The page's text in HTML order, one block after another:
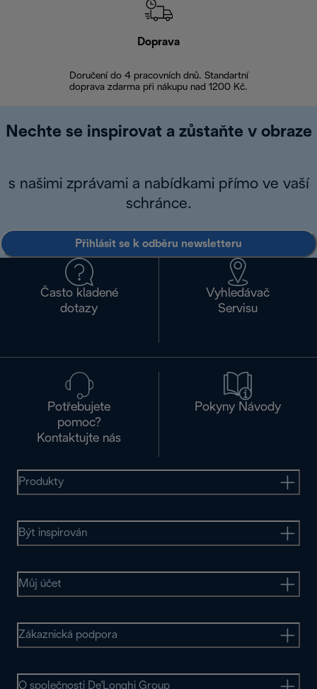
Doprava
Doručení do 4 pracovních dnů. Standartní
doprava zdarma při nákupu nad 1200 Kč.
Nechte se inspirovat a zůstaňte v obraze
s našimi zprávami a nabídkami přímo ve vaší
schránce.
Přihlásit se k odběru newsletteru
Často kladené
dotazy
Vyhledávač
Servisu
Potřebujete
pomoc?
Kontaktujte nás
Pokyny Návody
Produkty
Být inspirován
Můj účet
Zákaznická podpora
O společnosti De'Longhi Group